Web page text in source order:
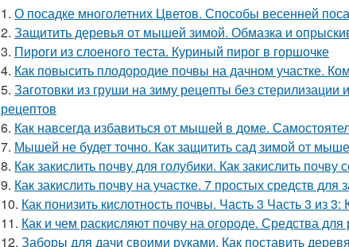
1. О посадке многолетних Цветов. Способы весенней
2. Защитить деревья от мышей зимой. Обмазка и
3. Пироги из слоеного теста. Куриный пирог в горшочке
4. Как повысить плодородие почвы на дачном участке.
5. Заготовки из груши на зиму рецепты без
рецептов
6. Как навсегда избавиться от мышей в доме.
7. Мышей не будет точно. Как защитить сад зимой от
8. Как закислить почву для голубики. Как закислить почву
9. Как закислить почву на участке. 7 простых средств для
10. Как понизить кислотность почвы. Часть 3 Часть 3 из
11. Как и чем раскисляют почву на огороде. Средства для
12. Заборы для дачи своими руками. Как поставить